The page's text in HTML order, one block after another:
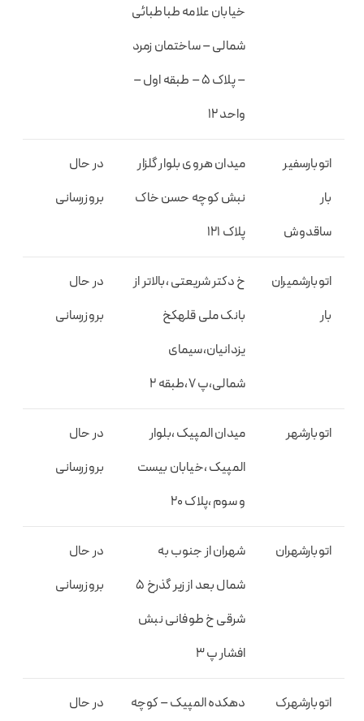
خیابان علامه طباطبائی
شمالی – ساختمان زمرد
– پلاک 5 – طبقه اول –
واحد 12
اتوبارسفیر
بار
ساقدوش
میدان هروی بلوار گلزار
نبش کوچه حسن خاک
پلاک 121
در حال
بروزرسانی
اتوبارشمیران
بار
خ دکتر شریعتی ،بالاتر از
بانک ملی قلهکخ
یزدانیان،سیمای
شمالی،پ 7،طبقه 2
در حال
بروزرسانی
اتوبارشهر
میدان المپیک ،بلوار
المپیک ،خیابان بیست
و سوم ،پلاک 20
در حال
بروزرسانی
اتوبارشهران
شهران از جنوب به
شمال بعد از زیر گذرخ 5
شرقی خ طوفانی نبش
افشار پ 3
در حال
بروزرسانی
اتوبارشهرک
دهکده المپیک – کوچه
در حال